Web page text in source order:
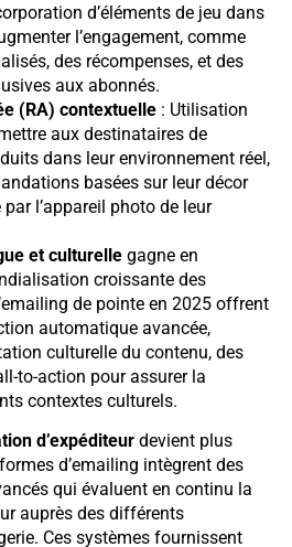
d’éléments de jeu dans
l’engagement, comme
des récompenses, et des
aux abonnés.
(RA) contextuelle : Utilisation
aux destinataires de
dans leur environnement réel,
basées sur leur décor
l’appareil photo de leur
et culturelle gagne en
croissante des
de pointe en 2025 offrent
automatique avancée,
culturelle du contenu, des
to-action pour assurer la
contextes culturels.
d’expéditeur devient plus
d’emailing intègrent des
qui évaluent en continu la
auprès des différents
Ces systèmes fournissent